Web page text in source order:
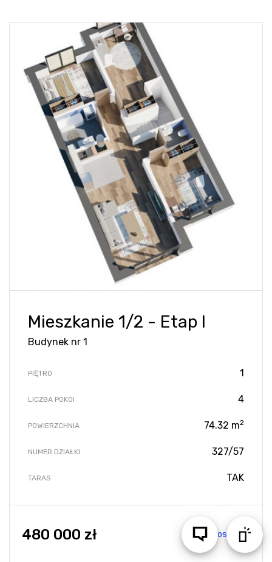
Mieszkanie 1/2 - Etap I
Budynek nr 1
PIĘTRO 1
LICZBA POKOI 4
POWIERZCHNIA 74.32 m2
NUMER DZIAŁKI 327/57
TARAS TAK
480 000 zł DOSTĘPNY